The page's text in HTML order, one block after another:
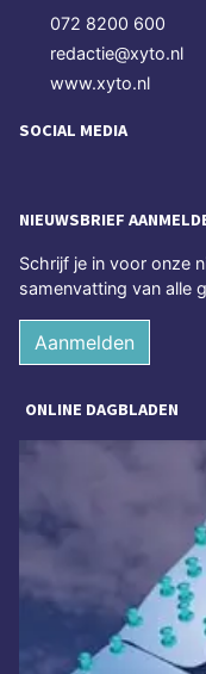
072 8200 600
redactie@xyto.nl
www.xyto.nl
SOCIAL MEDIA
NIEUWSBRIEF
Schrijf je in voor onze
samenvatting van alle
Aanmelden
ONLINE DAGBLADEN